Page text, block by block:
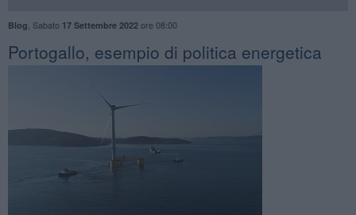
Blog Sabato 17 Settembre 2022ore 08:00
Portogallo, esempio di politica energetica